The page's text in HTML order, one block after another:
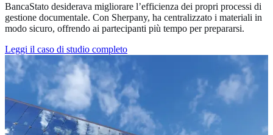
BancaStato desiderava migliorare l’efficienza dei propri processi di
gestione documentale. Con Sherpany, ha centralizzato i materiali in
modo sicuro, offrendo ai partecipanti più tempo per prepararsi.
Leggi il caso di studio completo